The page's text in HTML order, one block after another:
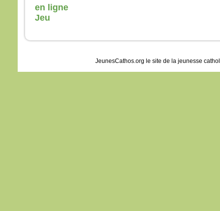
en ligne
Jeu
JeunesCathos.org le site de la jeunesse